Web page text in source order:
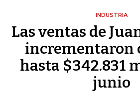
INDUSTRIA
Las ventas de
incrementaron
hasta $342.831
junio